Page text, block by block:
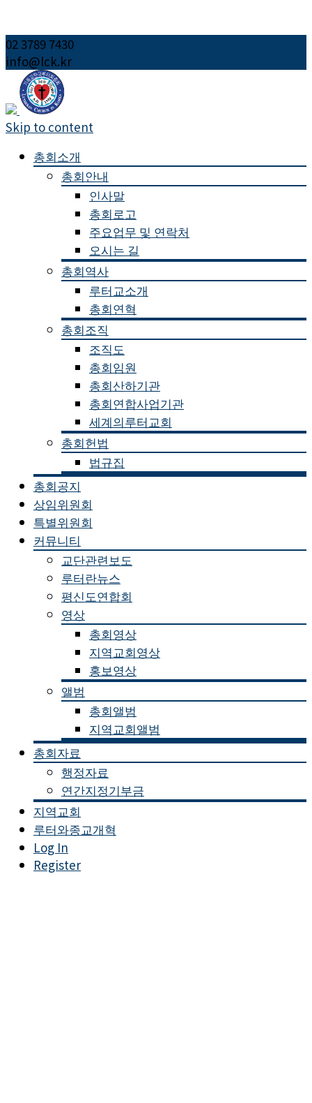
02 3789 7430
info@lck.kr
Skip to content
총회소개
총회안내
인사말
총회로고
주요업무 및 연락처
오시는 길
총회역사
루터교소개
총회연혁
총회조직
조직도
총회임원
총회산하기관
총회연합사업기관
세계의루터교회
총회헌법
법규집
총회공지
상임위원회
특별위원회
커뮤니티
교단관련보도
루터란뉴스
평신도연합회
영상
총회영상
지역교회영상
홍보영상
앨범
총회앨범
지역교회앨범
총회자료
행정자료
연간지정기부금
지역교회
루터와종교개혁
Log In
Register